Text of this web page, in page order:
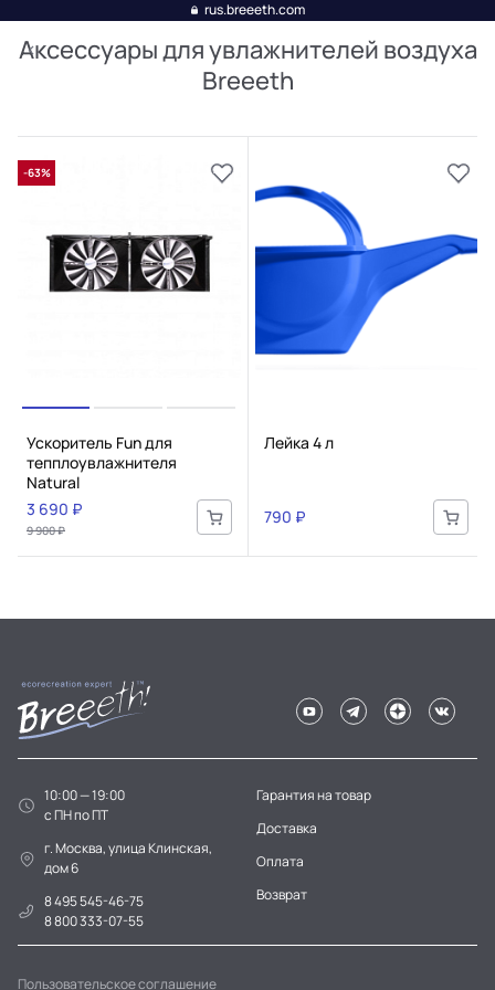
rus.breeeth.com
Аксессуары для увлажнителей воздуха
Breeeth
-63%
Ускоритель Fun для
тепплоувлажнителя
Natural
3 690 ₽
9 900 ₽
Лейка 4 л
790 ₽
10:00 — 19:00
c ПН по ПТ
г. Москва, улица Клинская,
дом 6
8 495 545-46-75
8 800 333-07-55
Гарантия на товар
Доставка
Оплата
Возврат
Пользовательское соглашение